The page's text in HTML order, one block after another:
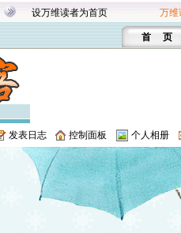
设万维读者为首页 万维
首 页
发表日志 控制面板 个人相册